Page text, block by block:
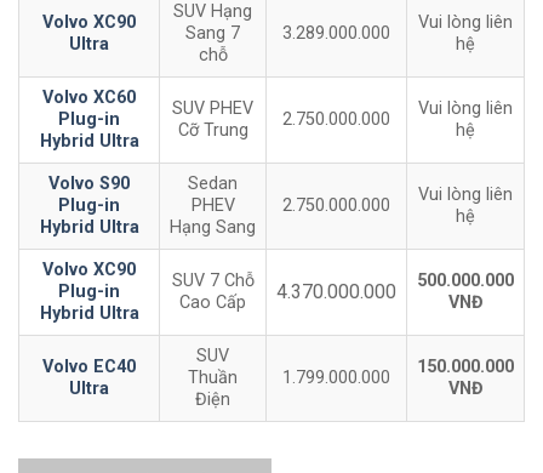
Volvo XC90
Ultra
SUV Hạng
Sang 7
chỗ
3.289.000.000
Vui lòng liên
hệ
Volvo XC60
Plug-in
Hybrid Ultra
SUV PHEV
Cỡ Trung
2.750.000.000
Vui lòng liên
hệ
Volvo S90
Plug-in
Hybrid Ultra
Sedan
PHEV
Hạng Sang
2.750.000.000
Vui lòng liên
hệ
Volvo XC90
Plug-in
Hybrid Ultra
SUV 7 Chỗ
Cao Cấp
4.370.000.000
500.000.000
VNĐ
Volvo EC40
Ultra
SUV
Thuần
Điện
1.799.000.000
150.000.000
VNĐ